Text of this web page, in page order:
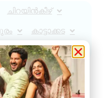
ചിറയിൻകീഴ്
കാട്ടാക്കട
ഇൻഫോ